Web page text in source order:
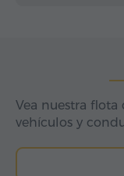
Vea nuestra flota
vehículos y